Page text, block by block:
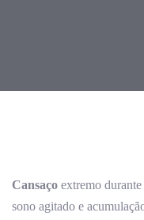
Cansaço extremo
sono agitado e
navigation